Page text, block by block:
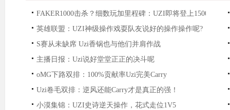
FAKER1000击杀？细数玩加里程碑：UZI即将登上1500杀！
英雄联盟：UZI神级操作戏耍队友说好的操作操作呢?
S赛从未缺席 Uzi香锅也与他们并肩作战
主播日报：Uzi说好堂堂正正的决斗呢
oMG下路双排：100%贡献率Uzi完美Carry
Uzi卷毛双排：逆风还能Carry才是真正的强！
小漠集锦：UZI史诗逆天操作，花式走位1V5